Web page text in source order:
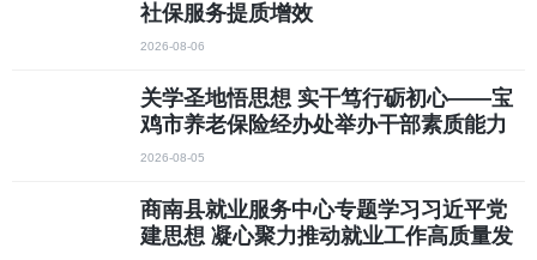
社保服务提质增效
2026-08-06
关学圣地悟思想 实干笃行砺初心——宝
鸡市养老保险经办处举办干部素质能力
提升培训班
2026-08-05
商南县就业服务中心专题学习习近平党
建思想 凝心聚力推动就业工作高质量发